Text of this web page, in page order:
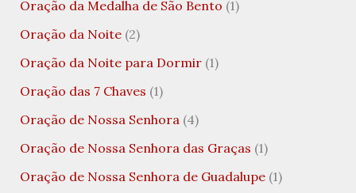
Oração da Medalha de São Bento (1)
Oração da Noite(2)
Oração da Noite para Dormir(1)
Oração das 7 Chaves (1)
Oração de Nossa Senhora(4)
Oração de Nossa Senhora das Graças (1)
Oração de Nossa Senhora de Guadalupe(1)